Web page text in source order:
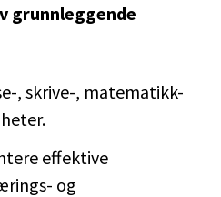
grunnleggende
, skrive-, matematikk-
effektive
og